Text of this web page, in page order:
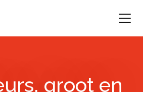
groot en